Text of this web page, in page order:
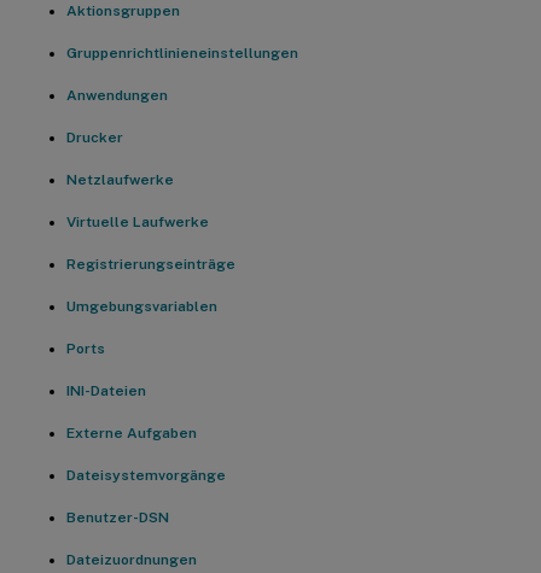
Aktionsgruppen
Gruppenrichtlinieneinstellungen
Anwendungen
Drucker
Netzlaufwerke
Virtuelle Laufwerke
Registrierungseinträge
Umgebungsvariablen
Ports
INI-Dateien
Externe Aufgaben
Dateisystemvorgänge
Benutzer-DSN
Dateizuordnungen